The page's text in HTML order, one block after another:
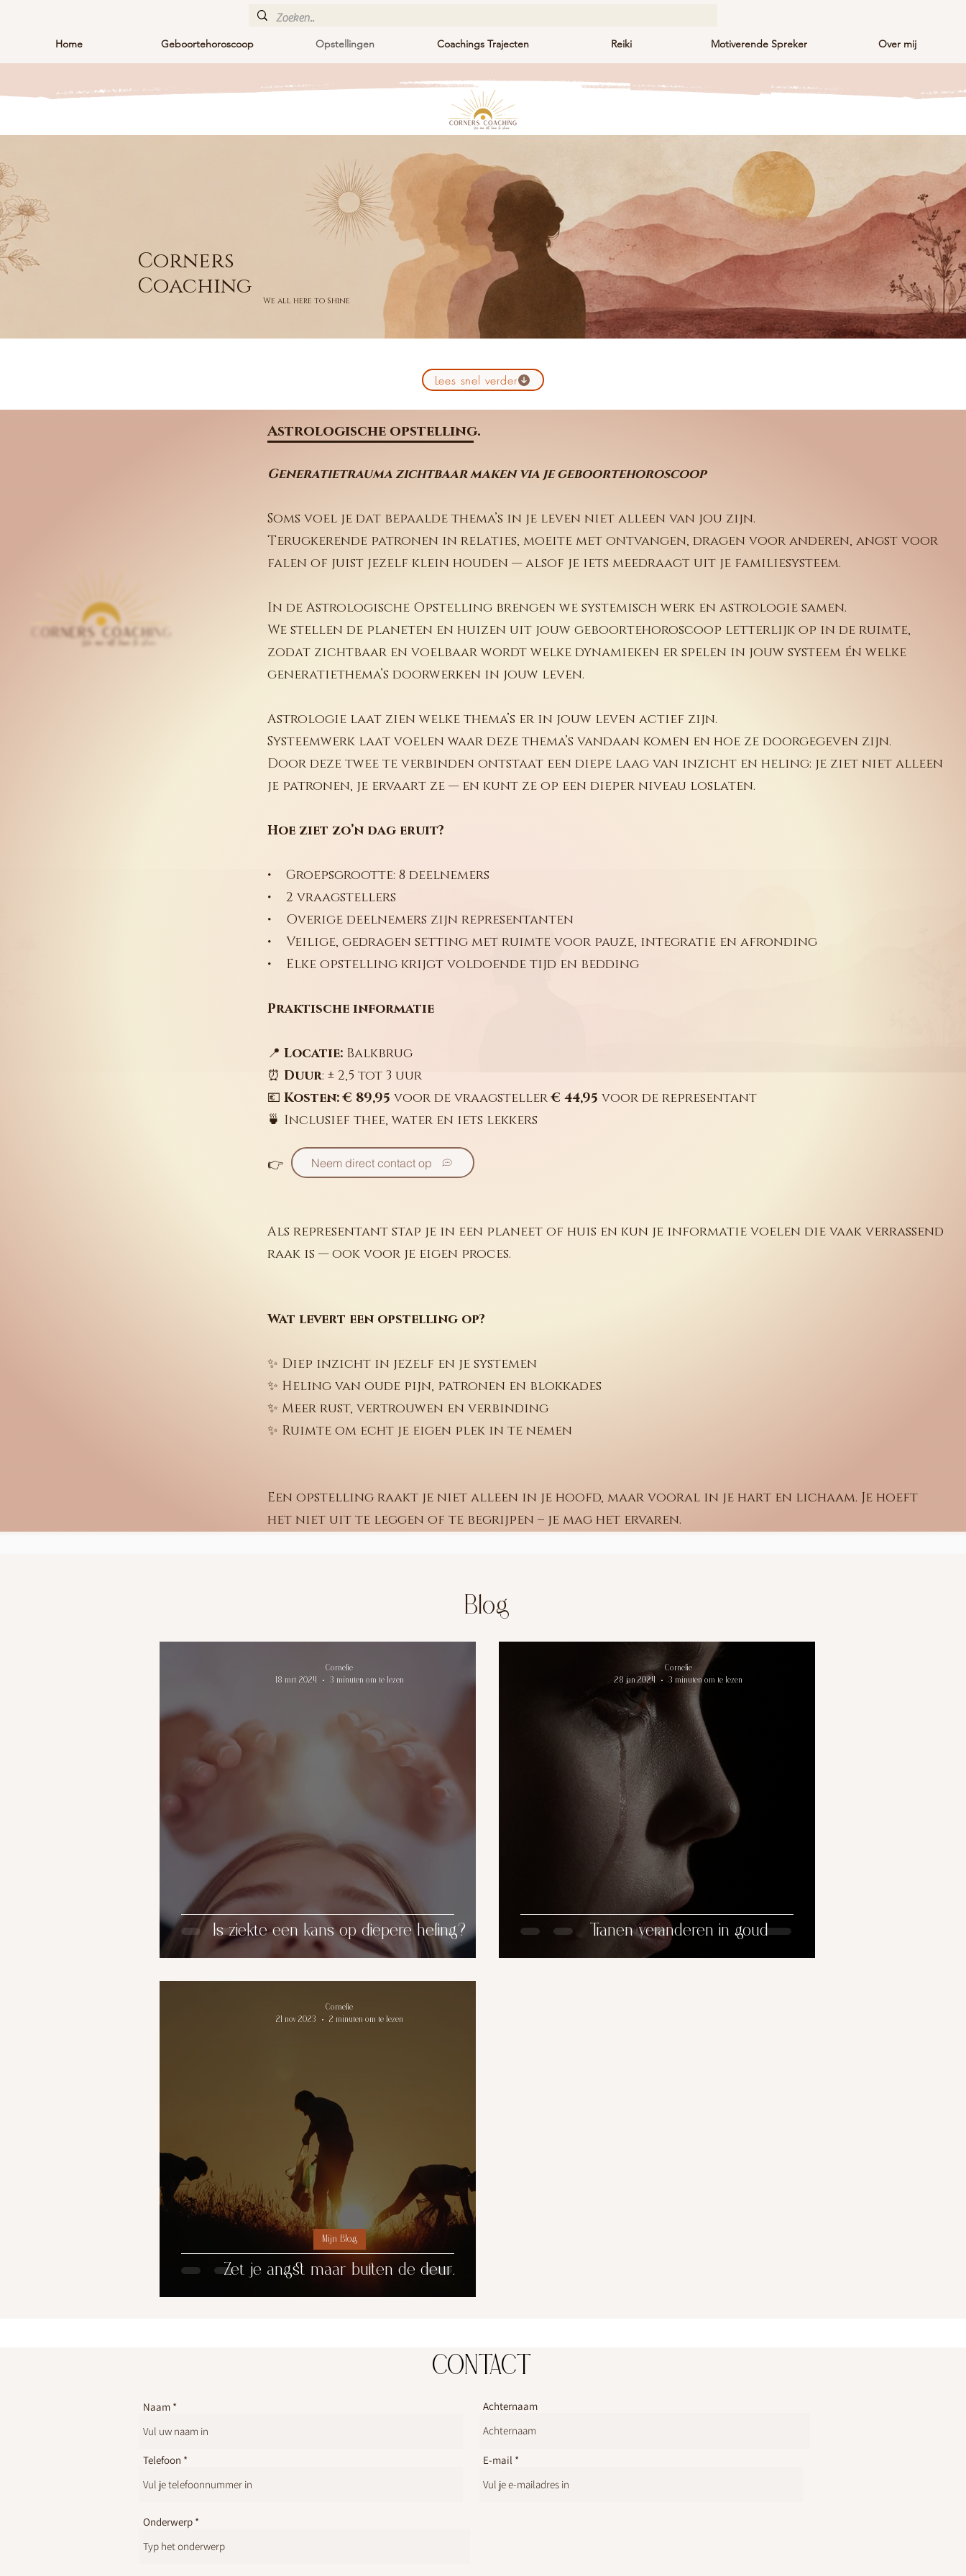
Home Geboortehoroscoop Opstellingen Coachings Trajecten Reiki Motiverende Spreker Over mij
Corners
Coaching
We all here to Shine
Lees snel verder
Astrologische opstelling.
Generatietrauma zichtbaar maken via je geboortehoroscoop
Soms voel je dat bepaalde thema’s in je leven niet alleen van jou zijn.
Terugkerende patronen in relaties, moeite met ontvangen, dragen voor anderen, angst voor
falen of juist jezelf klein houden — alsof je iets meedraagt uit je familiesysteem.
In de Astrologische Opstelling brengen we systemisch werk en astrologie samen.
We stellen de planeten en huizen uit jouw geboortehoroscoop letterlijk op in de ruimte,
zodat zichtbaar en voelbaar wordt welke dynamieken er spelen in jouw systeem én welke
generatiethema’s doorwerken in jouw leven.
Astrologie laat zien welke thema’s er in jouw leven actief zijn.
Systeemwerk laat voelen waar deze thema’s vandaan komen en hoe ze doorgegeven zijn.
Door deze twee te verbinden ontstaat een diepe laag van inzicht en heling: je ziet niet alleen
je patronen, je ervaart ze — en kunt ze op een dieper niveau loslaten.
Hoe ziet zo’n dag eruit?
• Groepsgrootte: 8 deelnemers
• 2 vraagstellers
• Overige deelnemers zijn representanten
• Veilige, gedragen setting met ruimte voor pauze, integratie en afronding
• Elke opstelling krijgt voldoende tijd en bedding
Praktische informatie
📍 Locatie: Balkbrug
⏰ Duur: ± 2,5 tot 3 uur
💶 Kosten: € 89,95 voor de vraagsteller€ 44,95 voor de representant
🍵 Inclusief thee, water en iets lekkers
👉
Als representant stap je in een planeet of huis en kun je informatie voelen die vaak verrassend
raak is — ook voor je eigen proces.
Wat levert een opstelling op?
✨ Diep inzicht in jezelf en je systemen
✨ Heling van oude pijn, patronen en blokkades
✨ Meer rust, vertrouwen en verbinding
✨ Ruimte om echt je eigen plek in te nemen
Een opstelling raakt je niet alleen in je hoofd, maar vooral in je hart en lichaam. Je hoeft
het niet uit te leggen of te begrijpen – je mag het ervaren.
Neem direct contact op
Blog
Is ziekte een kans op diepere heling?
Cornelie
18 mrt 2024
3 minuten om te lezen
Tranen veranderen in goud
Cornelie
28 jan 2024
3 minuten om te lezen
Zet je angst maar buiten de deur.
Mijn Blog
Cornelie
21 nov 2023
2 minuten om te lezen
CONTACT
Naam
Telefoon
Achternaam
E-mail
Onderwerp